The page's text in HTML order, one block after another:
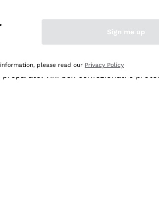
Vini ben confezionati e
Sign me up
please read our Privacy Policy